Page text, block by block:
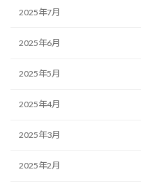
2025年7月
2025年6月
2025年5月
2025年4月
2025年3月
2025年2月